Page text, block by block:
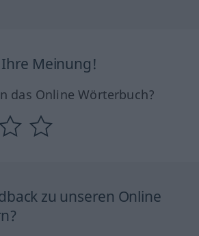
Ihre Meinung!
das Online Wörterbuch?
zu unseren Online